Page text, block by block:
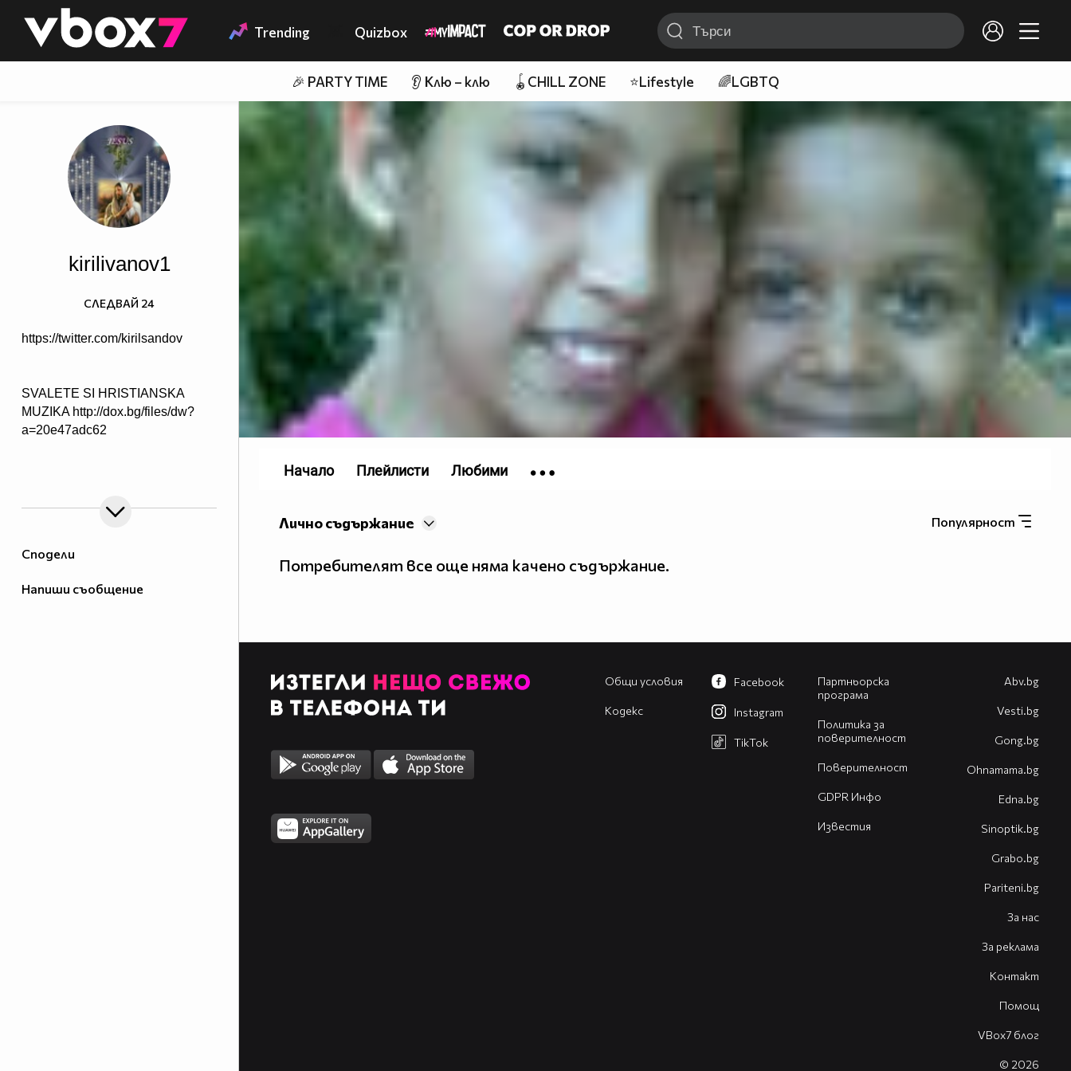
👾 Trending Quizbox
🎉 PARTY TIME 👂 Клю – клю 🪀CHILL ZONE ⭐Lifestyle 🌈LGBTQ
Сподели
Напиши съобщение
kirilivanov1
https://twitter.com/kirilsandov
SVALETE SI HRISTIANSKA
MUZIKA http://dox.bg/files/dw?
a=20e47adc62
СЛЕДВАЙ 24
Популярност
Лично съдържание
Потребителят все още няма качено съдържание.
Начало Плейлисти Любими
Общи условия
Кодекс
Партньорска
програма
Политика за
поверителност
Поверителност
GDPR Инфо
Известия
Facebook
Instagram
TikTok
Abv.bg
Vesti.bg
Gong.bg
Оhnamama.bg
Edna.bg
Sinoptik.bg
Grabo.bg
Pariteni.bg
За нас
За реклама
Контакт
Помощ
VBox7 блог
© 2026